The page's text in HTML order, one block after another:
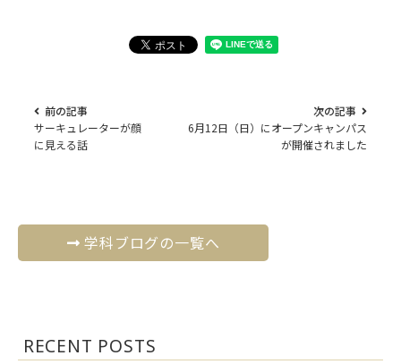
前の記事
サーキュレーターが顔
に見える話
次の記事
6月12日（日）にオープンキャンパス
が開催されました
学科ブログの一覧へ
RECENT POSTS